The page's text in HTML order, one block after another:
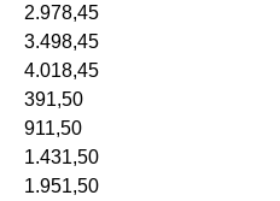
2.978,45
3.498,45
4.018,45
391,50
911,50
1.431,50
1.951,50